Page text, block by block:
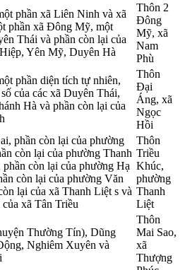
phần xã Liên Ninh và xã
phần xã Đông Mỹ, một
Thái và phần còn lại của
Yên Mỹ, Duyên Hà
Thôn 2
Đông
Mỹ, xã
Nam
Phù
phần diện tích tự nhiên,
của các xã Duyên Thái,
Hà và phần còn lại của
Thôn
Đại
Áng, xã
Ngọc
Hồi
phần còn lại của phường
còn lại của phường Thanh
phần còn lại của phường Hạ
còn lại của phường Văn
lại của xã Thanh Liệt s và
xã Tân Triều
Thôn
Triều
Khúc,
phường
Thanh
Liệt
Thường Tín), Dũng
Nghiêm Xuyên và
Thôn
Mai Sao,
xã
Thượng